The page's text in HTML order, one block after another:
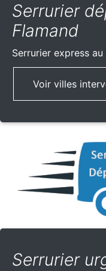
Serrurier
Flamand
Serrurier express au
Voir villes
Serrurier